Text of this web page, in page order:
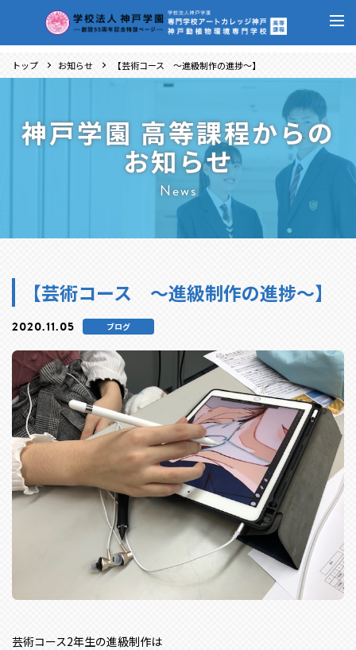
トップ お知らせ 【芸術コース ～進級制作の進捗～】
神戸学園 高等課程からの
お知らせ
News
【芸術コース ～進級制作の進捗～】
2020.11.05 ブログ
芸術コース2年生の進級制作は